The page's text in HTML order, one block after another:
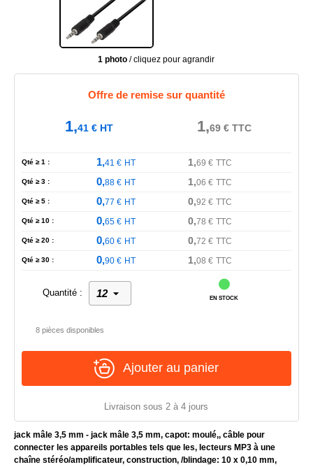
1 photo / cliquez pour agrandir
jack mâle 3,5 mm - jack mâle 3,5 mm, capot: moulé,, câble pour
connecter les appareils portables tels que les, lecteurs MP3 à une
chaîne stéréo/amplificateur, construction, /blindage: 10 x 0,10 mm,
Offre de remise sur quantité
1,41€HT 1,69€TTC
Qté ≥ 1 : 1,41 € HT 1,69 € TTC
Qté ≥ 3 : 0,88€ HT 1,06 € TTC
Qté ≥ 5 : 0,77 € HT 0,92 € TTC
Qté ≥ 10 : 0,65€ HT 0,78 € TTC
Qté ≥ 20 : 0,60€ HT 0,72 € TTC
Qté ≥ 30 : 0,90€ HT 1,08 € TTC
Quantité :
EN STOCK
8 pièces disponibles
Ajouter au panier
Livraison sous 2 à 4 jours